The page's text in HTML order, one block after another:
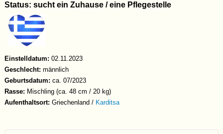
Status: sucht ein Zuhause / eine Pflegestelle
Einstelldatum:02.11.2023
Geschlecht:männlich
Geburtsdatum: ca. 07/2023
Rasse: Mischling (ca. 48 cm / 20 kg)
Aufenthaltsort: Griechenland / Karditsa